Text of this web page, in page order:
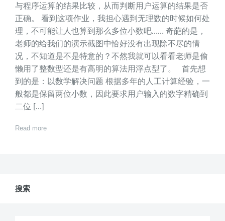
与程序运算的结果比较，从而判断用户运算的结果是否
正确。 看到这项作业，我担心遇到无理数的时候如何处
理，不可能让人也算到那么多位小数吧…… 奇葩的是，
老师的给我们的演示截图中恰好没有出现除不尽的情
况，不知道是不是特意的？不然我就可以看看老师是偷
懒用了整数型还是有高明的算法用浮点型了。 首先想
到的是：以数学解决问题 根据多年的人工计算经验，一
般都是保留两位小数，因此要求用户输入的数字精确到
二位 […]
Read more
搜索